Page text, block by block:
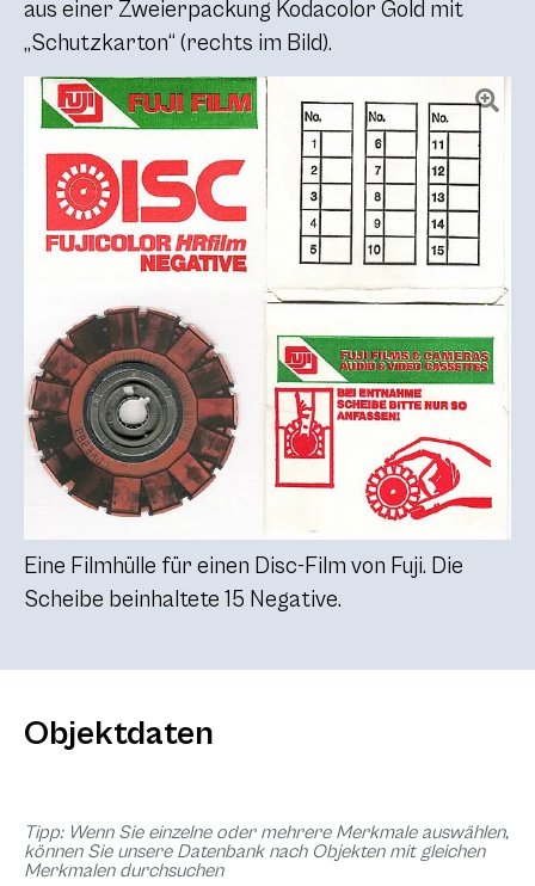
aus einer Zweierpackung Kodacolor Gold mit
„Schutzkarton“ (rechts im Bild).
Eine Filmhülle für einen Disc-Film von Fuji. Die
Scheibe beinhaltete 15 Negative.
Objektdaten
Tipp: Wenn Sie einzelne oder mehrere Merkmale auswählen,
können Sie unsere Datenbank nach Objekten mit gleichen
Merkmalen durchsuchen